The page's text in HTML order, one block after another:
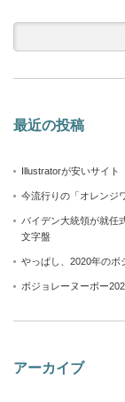
最近の投稿
Illustratorが安いサイト
今流行りの「オレンジ
バイデン大統領が就任
文字盤
やっぱし、2020年のボ
ボジョレーヌーボー
アーカイブ